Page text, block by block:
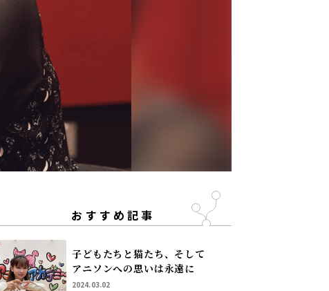
おすすめ記事
子どもたちと猫たち、そして
アニソンへの思いは永遠に
2024.03.02